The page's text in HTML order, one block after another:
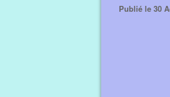
Publié le 30